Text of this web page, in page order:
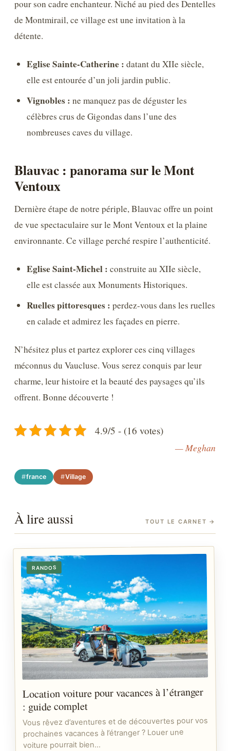
pour son cadre enchanteur. Niché au pied des Dentelles
de Montmirail, ce village est une invitation à la
détente.
Eglise Sainte-Catherine : datant du XIIe siècle,
elle est entourée d’un joli jardin public.
Vignobles : ne manquez pas de déguster les
célèbres crus de Gigondas dans l’une des
nombreuses caves du village.
Blauvac : panorama sur le Mont
Ventoux
Dernière étape de notre périple, Blauvac offre un point
de vue spectaculaire sur le Mont Ventoux et la plaine
environnante. Ce village perché respire l’authenticité.
Eglise Saint-Michel : construite au XIIe siècle,
elle est classée aux Monuments Historiques.
Ruelles pittoresques : perdez-vous dans les ruelles
en calade et admirez les façades en pierre.
N’hésitez plus et partez explorer ces cinq villages
méconnus du Vaucluse. Vous serez conquis par leur
charme, leur histoire et la beauté des paysages qu’ils
offrent. Bonne découverte !
4.9/5 - (16 votes)
— Meghan
france Village
À lire aussi TOUT LE CARNET →
RANDOS
Location voiture pour vacances à l’étranger
: guide complet
Vous rêvez d’aventures et de découvertes pour vos
prochaines vacances à l’étranger ? Louer une
voiture pourrait bien…